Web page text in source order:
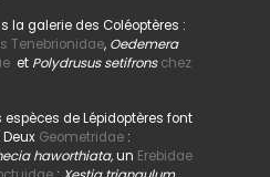
la galerie des Coléoptères :
Tenebrionidae,Oedemera
et Polydrusus setifrons chez
de Lépidoptères font
Geometridae:
haworthiata,un Erebidae